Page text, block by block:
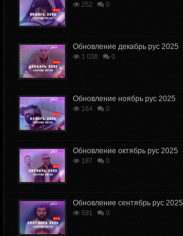
252 0
Обновление декабрь рус 2025
1 038 0
Обновление ноябрь рус 2025
164 0
Обновление октябрь рус 2025
187 0
Обновление сентябрь рус 2025
591 0